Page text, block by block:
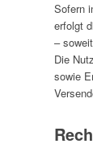
Sofern
erfolgt
–
Die
sowie